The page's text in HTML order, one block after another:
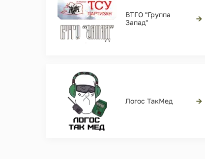
ВТГО "Группа
Запад"
→
Логос ТакМед →